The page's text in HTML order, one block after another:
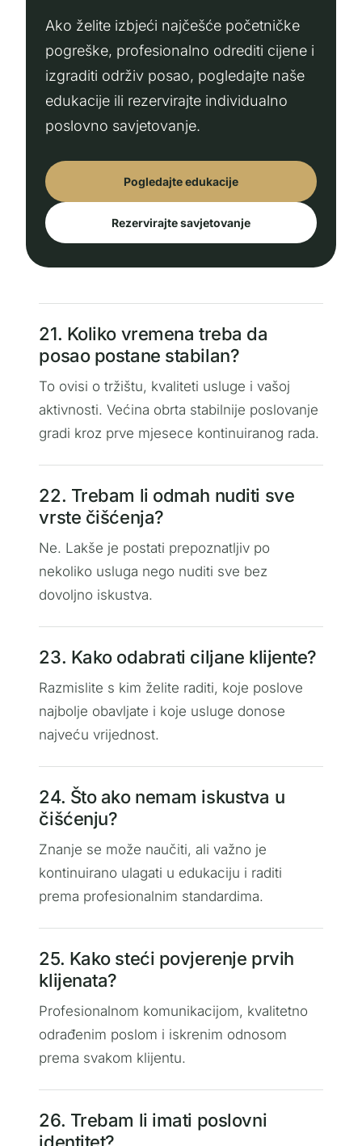
Ako želite izbjeći najčešće početničke
pogreške, profesionalno odrediti cijene i
izgraditi održiv posao, pogledajte naše
edukacije ili rezervirajte individualno
poslovno savjetovanje.
Pogledajte edukacije
Rezervirajte savjetovanje
21. Koliko vremena treba da
posao postane stabilan?
To ovisi o tržištu, kvaliteti usluge i vašoj
aktivnosti. Većina obrta stabilnije poslovanje
gradi kroz prve mjesece kontinuiranog rada.
22. Trebam li odmah nuditi sve
vrste čišćenja?
Ne. Lakše je postati prepoznatljiv po
nekoliko usluga nego nuditi sve bez
dovoljno iskustva.
23. Kako odabrati ciljane klijente?
Razmislite s kim želite raditi, koje poslove
najbolje obavljate i koje usluge donose
najveću vrijednost.
24. Što ako nemam iskustva u
čišćenju?
Znanje se može naučiti, ali važno je
kontinuirano ulagati u edukaciju i raditi
prema profesionalnim standardima.
25. Kako steći povjerenje prvih
klijenata?
Profesionalnom komunikacijom, kvalitetno
odrađenim poslom i iskrenim odnosom
prema svakom klijentu.
26. Trebam li imati poslovni
identitet?